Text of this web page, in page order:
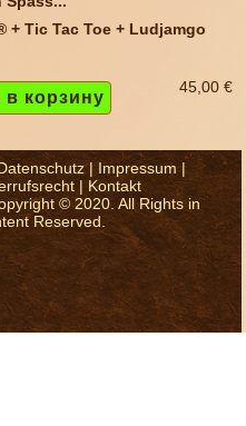
+ Tic Tac Toe + Ludjamgo
45,00 €
|Impressum|
|Kontakt
© 2020. All Rights in
Reserved.